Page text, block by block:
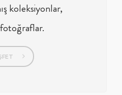
koleksiyonlar,